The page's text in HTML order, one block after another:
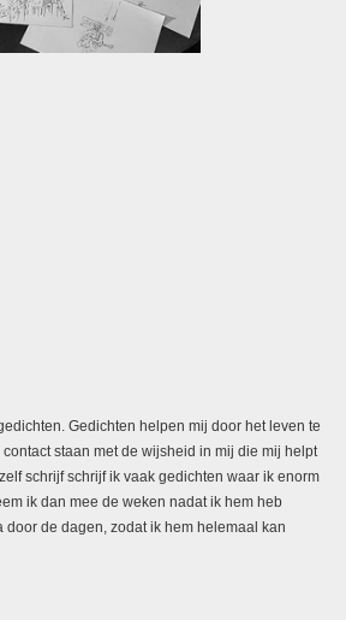
Gedichten helpen mij door het leven te
staan met de wijsheid in mij die mij helpt
schrijf schrijf ik vaak gedichten waar ik enorm
ik dan mee de weken nadat ik hem heb
door de dagen, zodat ik hem helemaal kan